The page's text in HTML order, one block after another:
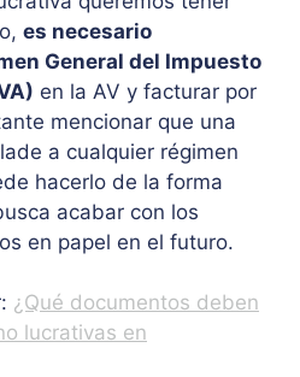
es necesario
General del Impuesto
en la AV y facturar por
mencionar que una
a cualquier régimen
hacerlo de la forma
acabar con los
en papel en el futuro.
¿Qué documentos deben
lucrativas en